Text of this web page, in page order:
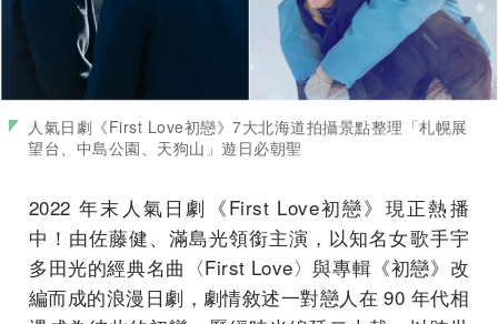
人氣日劇《First Love初戀》7大北海道拍攝景點整理「札幌展
望台、中島公園、天狗山」遊日必朝聖
2022 年末人氣日劇《First Love初戀》現正熱播
中！由佐藤健、滿島光領銜主演，以知名女歌手宇
多田光的經典名曲〈First Love〉與專輯《初戀》改
編而成的浪漫日劇，劇情敘述一對戀人在 90 年代相